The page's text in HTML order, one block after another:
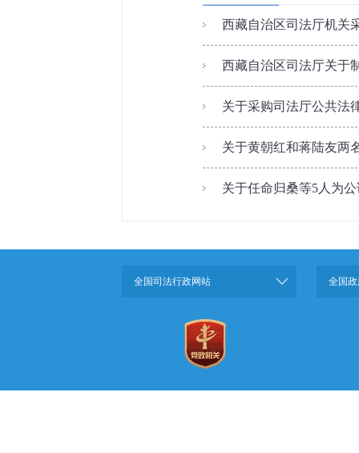
西藏自治区司法厅机关
西藏自治区司法厅关于
关于采购司法厅公共法
关于黄朝红和蒋陆友两
关于任命归桑等5人为
全国司法行政网站 全国